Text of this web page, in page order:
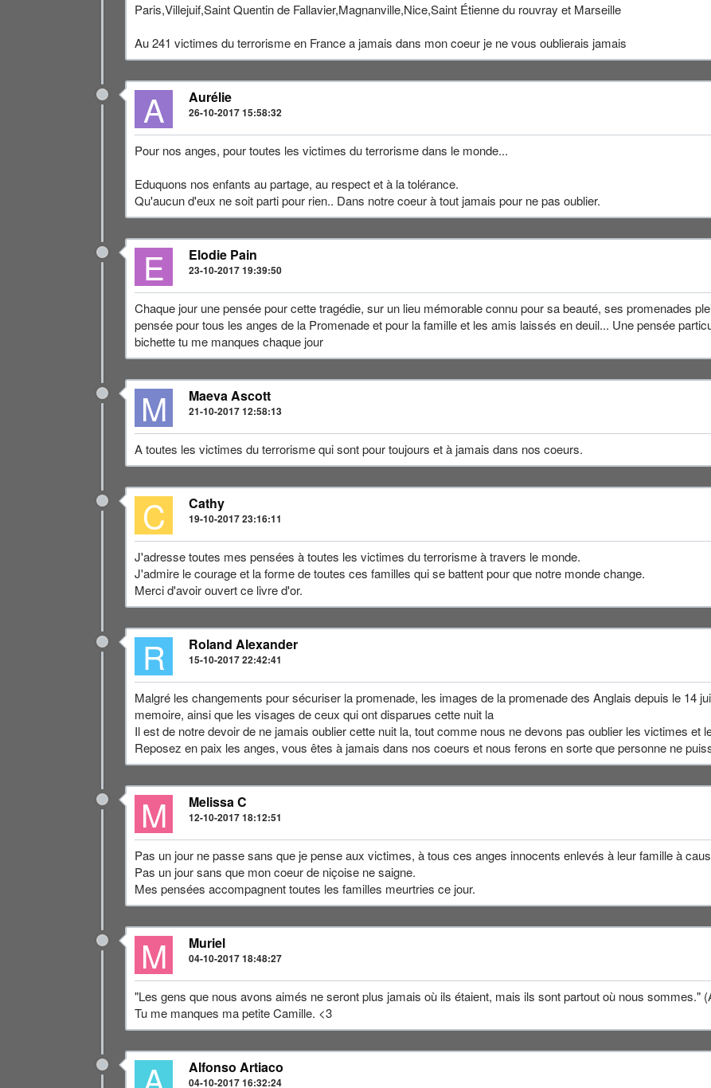
Paris,Villejuif,Saint Quentin de Fallavier,Magnanville,Nice,Saint Étienne du rouvray et Marseille
Au 241 victimes du terrorisme en France a jamais dans mon coeur je ne vous oublierais jamais
A Aurélie
26-10-2017 15:58:32
Pour nos anges, pour toutes les victimes du terrorisme dans le monde...
Eduquons nos enfants au partage, au respect et à la tolérance.
Qu'aucun d'eux ne soit parti pour rien.. Dans notre coeur à tout jamais pour ne pas oublier.
E Elodie Pain
23-10-2017 19:39:50
Chaque jour une pensée pour cette tragédie, sur un lieu mémorable connu pour sa beauté, ses promenades
pensée pour tous les anges de la Promenade et pour la famille et les amis laissés en deuil... Une pensée
bichette tu me manques chaque jour
M Maeva Ascott
21-10-2017 12:58:13
A toutes les victimes du terrorisme qui sont pour toujours et à jamais dans nos coeurs.
C Cathy
19-10-2017 23:16:11
J'adresse toutes mes pensées à toutes les victimes du terrorisme à travers le monde.
J'admire le courage et la forme de toutes ces familles qui se battent pour que notre monde change.
Merci d'avoir ouvert ce livre d'or.
R Roland Alexander
15-10-2017 22:42:41
Malgré les changements pour sécuriser la promenade, les images de la promenade des Anglais depuis le 14
memoire, ainsi que les visages de ceux qui ont disparues cette nuit la
Il est de notre devoir de ne jamais oublier cette nuit la, tout comme nous ne devons pas oublier les victimes et
Reposez en paix les anges, vous êtes à jamais dans nos coeurs et nous ferons en sorte que personne ne
M Melissa C
12-10-2017 18:12:51
Pas un jour ne passe sans que je pense aux victimes, à tous ces anges innocents enlevés à leur famille à
Pas un jour sans que mon coeur de niçoise ne saigne.
Mes pensées accompagnent toutes les familles meurtries ce jour.
M Muriel
04-10-2017 18:48:27
"Les gens que nous avons aimés ne seront plus jamais où ils étaient, mais ils sont partout où nous sommes."
Tu me manques ma petite Camille. <3
A Alfonso Artiaco
04-10-2017 16:32:24